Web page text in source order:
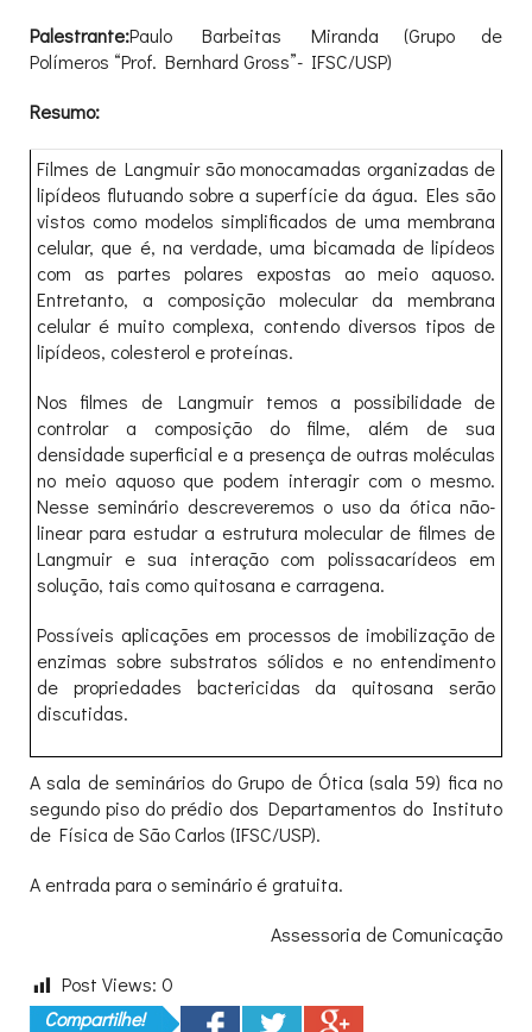
Palestrante:Paulo Barbeitas Miranda (Grupo de
Polímeros “Prof. Bernhard Gross”- IFSC/USP)
Resumo:
Filmes de Langmuir são monocamadas organizadas de
lipídeos flutuando sobre a superfície da água. Eles são
vistos como modelos simplificados de uma membrana
celular, que é, na verdade, uma bicamada de lipídeos
com as partes polares expostas ao meio aquoso.
Entretanto, a composição molecular da membrana
celular é muito complexa, contendo diversos tipos de
lipídeos, colesterol e proteínas.
Nos filmes de Langmuir temos a possibilidade de
controlar a composição do filme, além de sua
densidade superficial e a presença de outras moléculas
no meio aquoso que podem interagir com o mesmo.
Nesse seminário descreveremos o uso da ótica não-
linear para estudar a estrutura molecular de filmes de
Langmuir e sua interação com polissacarídeos em
solução, tais como quitosana e carragena.
Possíveis aplicações em processos de imobilização de
enzimas sobre substratos sólidos e no entendimento
de propriedades bactericidas da quitosana serão
discutidas.
A sala de seminários do Grupo de Ótica (sala 59) fica no
segundo piso do prédio dos Departamentos do Instituto
de Física de São Carlos (IFSC/USP).
A entrada para o seminário é gratuita.
Assessoria de Comunicação
Post Views: 0
Compartilhe!